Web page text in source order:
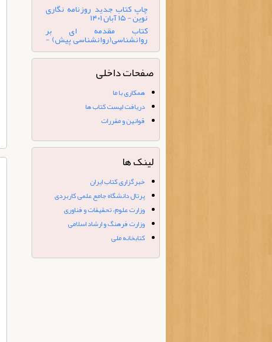
کتاب مقدمه ای بر
روانشناسی(روانشناسی پیش) -
۲۰ تیر ۱۴۰۰
چاپ کتاب تاریخ هنر ایران و جهان
(تمام رنگی) - ۷ بهمن ۱۳۹۹
کتاب « ارزیابی طرح‌های فرهنگی»
منتشر شد. - ۳۱ شهریور ۱۴۰۴
شهریور ۱۴۰۲
چاپ کتاب جدید روزنامه نگاری
نوین - ۱۵ آبان ۱۴۰۱
صفحات داخلی
همکاری با ما
دریافت لیست کتاب ها
قوانین و مقررات
لینک ها
خبرگزاری کتاب ایران
پرتال دانشگاه جامع علمی کاربردی
وزارت علوم، تحقیقات و فناوری
وزارت فرهنگ و ارشاد اسلامی
کتابخانه ملی